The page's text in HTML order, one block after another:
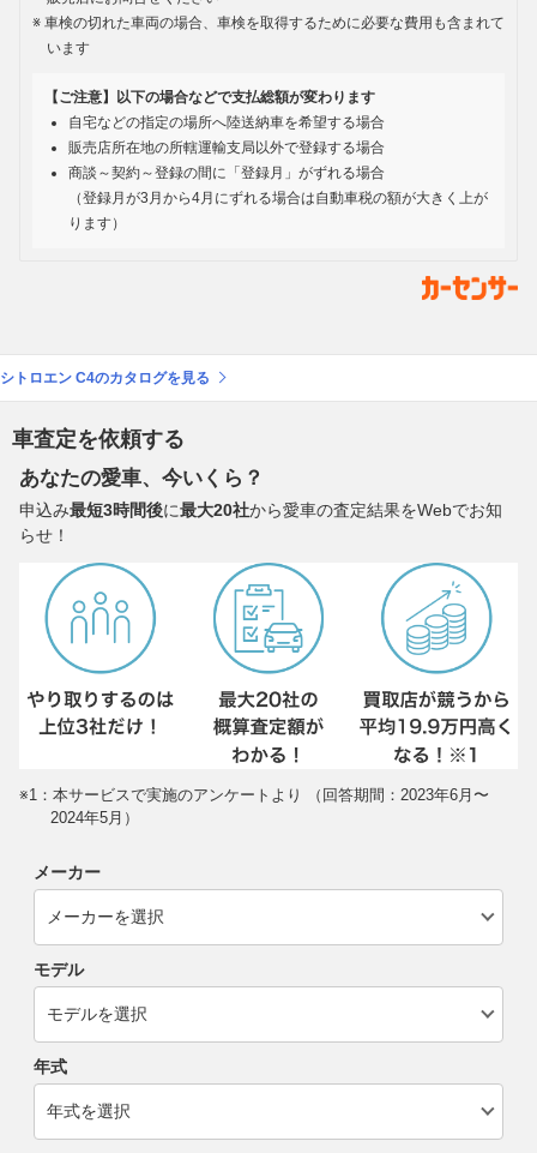
車検の切れた車両の場合、車検を取得するために必要な費用も含まれて
います
【ご注意】以下の場合などで支払総額が変わります
自宅などの指定の場所へ陸送納車を希望する場合
販売店所在地の所轄運輸支局以外で登録する場合
商談～契約～登録の間に「登録月」がずれる場合
（登録月が3月から4月にずれる場合は自動車税の額が大きく上が
ります）
シトロエン C4のカタログを見る
車査定を依頼する
あなたの愛車、今いくら？
申込み最短3時間後に最大20社から愛車の査定結果をWebでお知
らせ！
※1：本サービスで実施のアンケートより （回答期間：2023年6月〜
2024年5月）
メーカー
モデル
年式